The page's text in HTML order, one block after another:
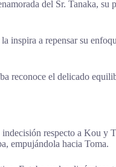
del Sr. Tanaka,
inspira a repensar su
reconoce el delicado
respecto a Kou
empujándola hacia Toma.